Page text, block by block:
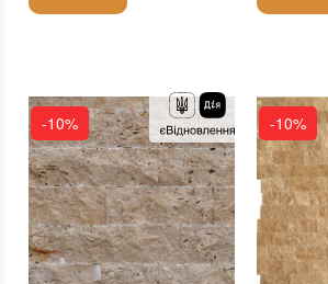
-10% -10%